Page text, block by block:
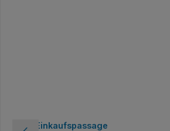
Einkaufspassage